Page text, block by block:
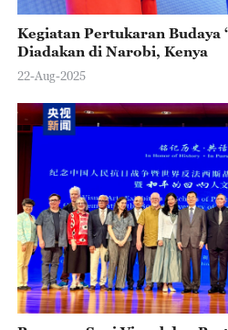
Kegiatan Pertukaran Budaya
Diadakan di Narobi, Kenya
22-Aug-2025